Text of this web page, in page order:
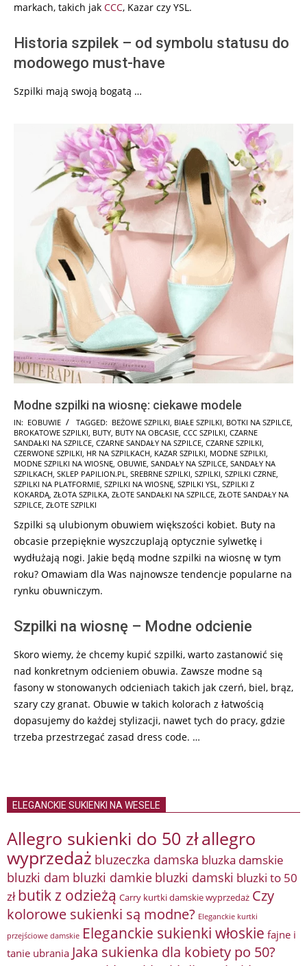
markach, takich jak CCC, Kazar czy YSL.
Historia szpilek – od symbolu statusu do
modowego must-have
Szpilki mają swoją bogatą …
Modne szpilki na wiosnę: ciekawe modele
2025-
01-
27
IN: EOBUWIE TAGGED: BEŻOWE SZPILKI BIAŁE SZPILKI BOTKI NA SZPILCE
BROKATOWE SZPILKI BUTY BUTY NA OBCASIE CCC SZPILKI CZARNE
SANDAŁKI NA SZPILCE CZARNE SANDAŁY NA SZPILCE CZARNE SZPILKI
CZERWONE SZPILKI HR NA SZPILKACH KAZAR SZPILKI MODNE SZPILKI
MODNE SZPILKI NA WIOSNĘ OBUWIE SANDAŁY NA SZPILCE SANDAŁY NA
SZPILKACH SKLEP PAPILION.PL SREBRNE SZPILKI SZPILKI SZPILKI CZRNE
SZPILKI NA PLATFORMIE SZPILKI NA WIOSNĘ SZPILKI YSL
SZPILKI Z
KOKARDĄ ZŁOTA SZPILKA ZŁOTE SANDAŁKI NA SZPILCE ZŁOTE SANDAŁY NA
SZPILCE ZŁOTE SZPILKI
Szpilki są ulubionym obuwiem większości kobiet. Buty na
obcasie przepięknie wyszczuplają optycznie sylwetkę i
wydłużają nogi. Jakie będą modne szpilki na wiosnę w tym
roku? Omawiam dla Was najnowsze tendencje popularne na
rynku obuwniczym.
Szpilki na wiosnę – Modne odcienie
Skoro wiemy, że chcemy kupić szpilki, warto zastanowić się
nad konkretnym odcieniem obuwia. Zawsze modne są
fasony w stonowanych odcieniach takich jak czerń, biel, brąz,
szary czy granat. Obuwie w takich kolorach z łatwością
dopasujemy do każdej stylizacji, nawet tych do pracy, gdzie
trzeba przestrzegać zasad dress code. …
ELEGANCKIE SUKIENKI NA WESELE
Allegro sukienki do 50 złallegro
wyprzedaż bluzeczka damska bluzka damskie
bluzki dam bluzki damkie bluzki damski bluzki to 50
zł butik z odzieżą Carry kurtki damskie wyprzedaż Czy
kolorowe sukienki są modne? Eleganckie kurtki
przejściowe damskie Eleganckie sukienki włoskie fajne i
tanie ubrania Jaka sukienka dla kobiety po 50?